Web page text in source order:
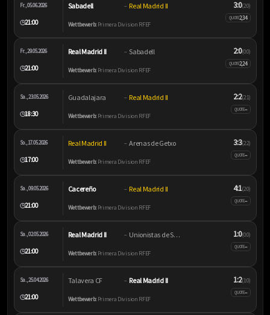
Fr., 05.06.2026
🕒21:00
Sabadell – Real Madrid II
Wettbewerb:Primera Division RFEF
3:0(2:0)
QUOTE2,34
Fr., 29.05.2026
🕒21:00
Real Madrid II – Sabadell
Wettbewerb:Primera Division RFEF
2:0(0:0)
QUOTE2,24
Sa., 23.05.2026
🕒18:30
Guadalajara – Real Madrid II
Wettbewerb:Primera Division RFEF
2:2(2:1)
QUOTE–
So., 17.05.2026
🕒17:00
Real Madrid II – Arenas de Getxo
Wettbewerb:Primera Division RFEF
3:3(2:2)
QUOTE–
Sa., 09.05.2026
🕒21:00
Cacereño – Real Madrid II
Wettbewerb:Primera Division RFEF
4:1(2:0)
QUOTE–
Sa., 02.05.2026
🕒21:00
Real Madrid II – Unionistas de Salamanca
Wettbewerb:Primera Division RFEF
1:0(0:0)
QUOTE–
Sa., 25.04.2026
🕒21:00
Talavera CF – Real Madrid II
Wettbewerb:Primera Division RFEF
1:2(1:0)
QUOTE–